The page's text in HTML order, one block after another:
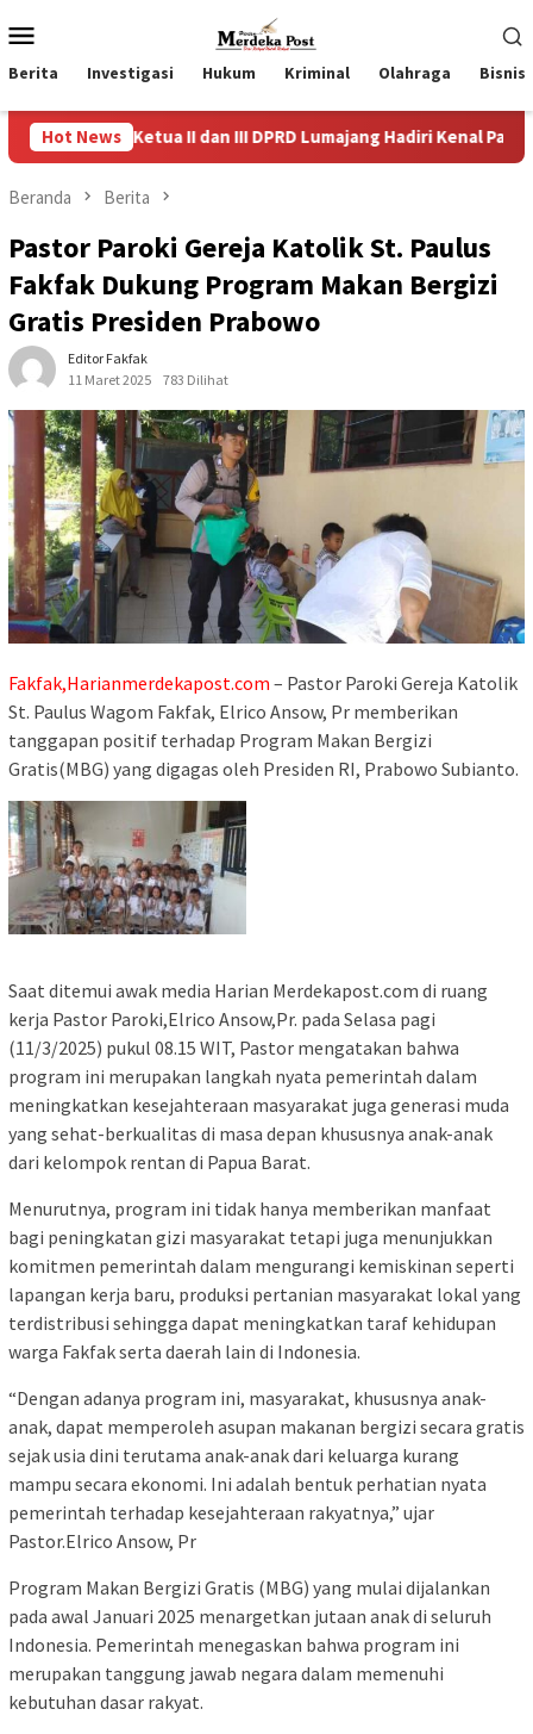
ke
kontenMobile
Berita Investigasi Hukum Kriminal Olahraga Bisnis
Hot News
II dan III DPRD Lumajang Hadiri Kenal Pamit Kapolres,
Beranda Berita
Pastor Paroki Gereja Katolik St. Paulus
Fakfak Dukung Program Makan Bergizi
Gratis Presiden Prabowo
Editor Fakfak
11 Maret 2025
783 Dilihat
Fakfak,Harianmerdekapost.com – Pastor Paroki Gereja Katolik
St. Paulus Wagom Fakfak, Elrico Ansow, Pr memberikan
tanggapan positif terhadap Program Makan Bergizi
Gratis(MBG) yang digagas oleh Presiden RI, Prabowo Subianto.
Saat ditemui awak media Harian Merdekapost.com di ruang
kerja Pastor Paroki,Elrico Ansow,Pr. pada Selasa pagi
(11/3/2025) pukul 08.15 WIT, Pastor mengatakan bahwa
program ini merupakan langkah nyata pemerintah dalam
meningkatkan kesejahteraan masyarakat juga generasi muda
yang sehat-berkualitas di masa depan khususnya anak-anak
dari kelompok rentan di Papua Barat.
Menurutnya, program ini tidak hanya memberikan manfaat
bagi peningkatan gizi masyarakat tetapi juga menunjukkan
komitmen pemerintah dalam mengurangi kemiskinan seperti
lapangan kerja baru, produksi pertanian masyarakat lokal yang
terdistribusi sehingga dapat meningkatkan taraf kehidupan
warga Fakfak serta daerah lain di Indonesia.
“Dengan adanya program ini, masyarakat, khususnya anak-
anak, dapat memperoleh asupan makanan bergizi secara gratis
sejak usia dini terutama anak-anak dari keluarga kurang
mampu secara ekonomi. Ini adalah bentuk perhatian nyata
pemerintah terhadap kesejahteraan rakyatnya,” ujar
Pastor.Elrico Ansow, Pr
Program Makan Bergizi Gratis (MBG) yang mulai dijalankan
pada awal Januari 2025 menargetkan jutaan anak di seluruh
Indonesia. Pemerintah menegaskan bahwa program ini
merupakan tanggung jawab negara dalam memenuhi
kebutuhan dasar rakyat.